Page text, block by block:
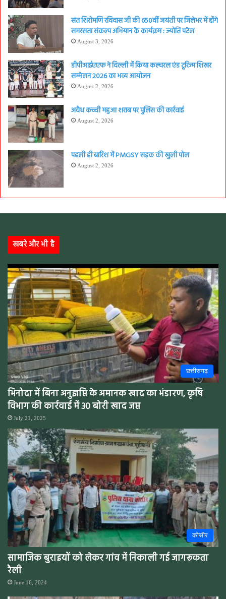
संत शिरोमणि रविदास जी की 650वीं जयंती पर जिलेभर में होंगे
समरसता संकल्प अभियान के कार्यक्रम : ज्योति पटेल
August 3, 2026
डीपीआईएएफ ने दिल्ली में किया कल्चरल एंड टूरिज्म शिखर
सम्मेलन 2026 का भव्य आयोजन
August 2, 2026
अवैध कच्ची महुआ शराब पर पुलिस की कार्रवाई
August 2, 2026
पहली ही बारिश में PMGSY सड़क की खुली पोल
August 2, 2026
खबरे और भी है
छत्तीसगढ़
भिनोदा में बिना अनुज्ञप्ति के अमानक खाद का भंडारण, कृषि
विभाग की कार्रवाई में 30 बोरी खाद जप्त
July 21, 2025
कोसीर
सामाजिक बुराइयों को लेकर गांव में निकाली गई जागरूकता
रैली
June 16, 2024